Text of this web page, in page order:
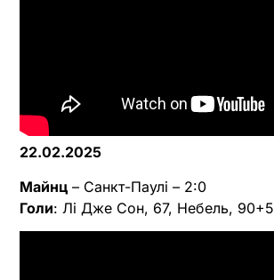
22.02.2025
Майнц – Санкт-Паулі – 2:0
Голи: Лі Дже Сон, 67, Небель, 90+5